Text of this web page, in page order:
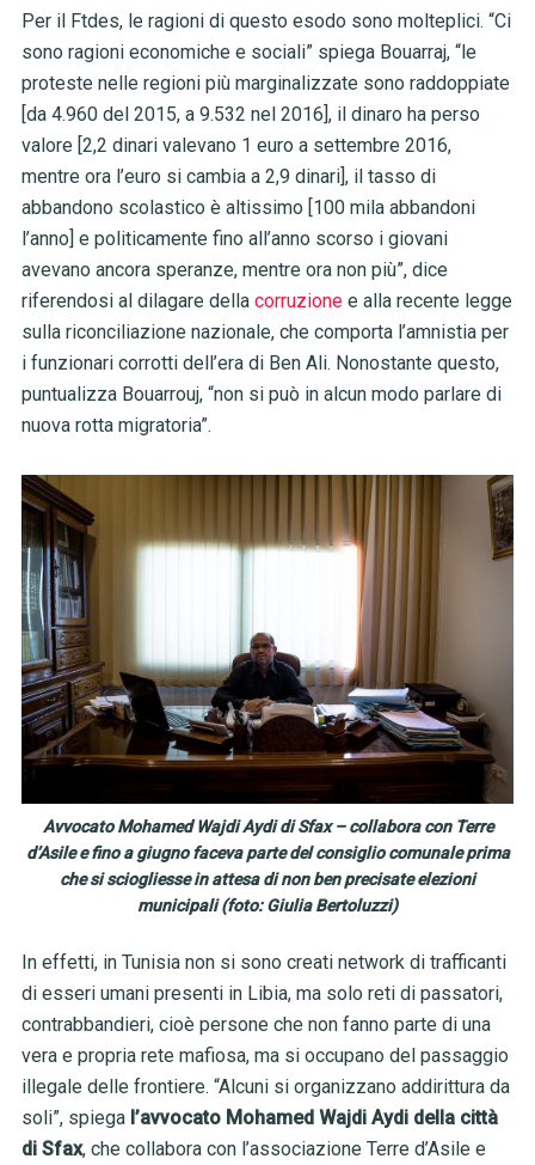
Per il Ftdes, le ragioni di questo esodo sono molteplici. “Ci
sono ragioni economiche e sociali” spiega Bouarraj, “le
proteste nelle regioni più marginalizzate sono raddoppiate
[da 4.960 del 2015, a 9.532 nel 2016], il dinaro ha perso
valore [2,2 dinari valevano 1 euro a settembre 2016,
mentre ora l’euro si cambia a 2,9 dinari], il tasso di
abbandono scolastico è altissimo [100 mila abbandoni
l’anno] e politicamente fino all’anno scorso i giovani
avevano ancora speranze, mentre ora non più”, dice
riferendosi al dilagare della corruzionee alla recente legge
sulla riconciliazione nazionale, che comporta l’amnistia per
i funzionari corrotti dell’era di Ben Ali. Nonostante questo,
puntualizza Bouarrouj, “non si può in alcun modo parlare di
nuova rotta migratoria”.
Avvocato Mohamed Wajdi Aydi di Sfax – collabora con Terre
d’Asile e fino a giugno faceva parte del consiglio comunale prima
che si sciogliesse in attesa di non ben precisate elezioni
municipali (foto: Giulia Bertoluzzi)
In effetti, in Tunisia non si sono creati network di trafficanti
di esseri umani presenti in Libia, ma solo reti di passatori,
contrabbandieri, cioè persone che non fanno parte di una
vera e propria rete mafiosa, ma si occupano del passaggio
illegale delle frontiere. “Alcuni si organizzano addirittura da
soli”, spiega l’avvocato Mohamed Wajdi Aydi della città
di Sfax, che collabora con l’associazione Terre d’Asile e